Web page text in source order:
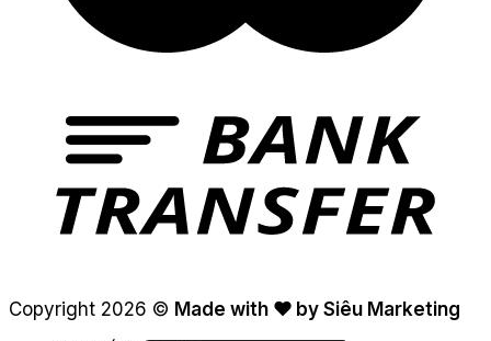
Copyright 2026 © Made with ❤ by Siêu Marketing